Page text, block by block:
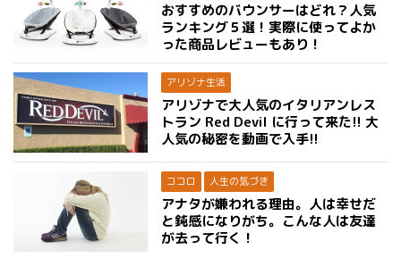
おすすめのバウンサーはどれ？人気
ランキング５選！実際に使ってよか
った商品レビューもあり！
アリゾナ生活
アリゾナで大人気のイタリアンレス
トラン Red Devil に行って来た!! 大
人気の秘密を動画で入手!!
ココロ 人生の気づき
アナタが嫌われる理由。人は幸せだ
と鈍感になりがち。こんな人は友達
が去って行く！